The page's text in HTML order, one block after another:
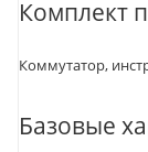
Комплект
Коммутатор,
Базовые